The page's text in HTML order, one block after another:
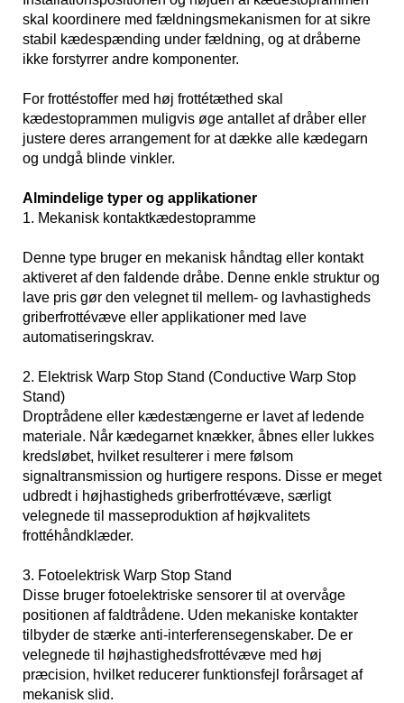
skal koordinere med fældningsmekanismen for at sikre
stabil kædespænding under fældning, og at dråberne
ikke forstyrrer andre komponenter.
For frottéstoffer med høj frottétæthed skal
kædestoprammen muligvis øge antallet af dråber eller
justere deres arrangement for at dække alle kædegarn
og undgå blinde vinkler.
Almindelige typer og applikationer
1. Mekanisk kontaktkædestopramme
Denne type bruger en mekanisk håndtag eller kontakt
aktiveret af den faldende dråbe. Denne enkle struktur og
lave pris gør den velegnet til mellem- og lavhastigheds
griberfrottévæve eller applikationer med lave
automatiseringskrav.
2. Elektrisk Warp Stop Stand (Conductive Warp Stop
Stand)
Droptrådene eller kædestængerne er lavet af ledende
materiale. Når kædegarnet knækker, åbnes eller lukkes
kredsløbet, hvilket resulterer i mere følsom
signaltransmission og hurtigere respons. Disse er meget
udbredt i højhastigheds griberfrottévæve, særligt
velegnede til masseproduktion af højkvalitets
frottéhåndklæder.
3. Fotoelektrisk Warp Stop Stand
Disse bruger fotoelektriske sensorer til at overvåge
positionen af ​​faldtrådene. Uden mekaniske kontakter
tilbyder de stærke anti-interferensegenskaber. De er
velegnede til højhastighedsfrottévæve med høj
præcision, hvilket reducerer funktionsfejl forårsaget af
mekanisk slid.